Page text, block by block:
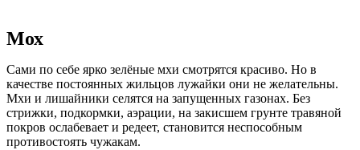
Мох
Сами по себе ярко зелёные мхи смотрятся красиво. Но в
качестве постоянных жильцов лужайки они не желательны.
Мхи и лишайники селятся на запущенных газонах. Без
стрижки, подкормки, аэрации, на закисшем грунте травяной
покров ослабевает и редеет, становится неспособным
противостоять чужакам.